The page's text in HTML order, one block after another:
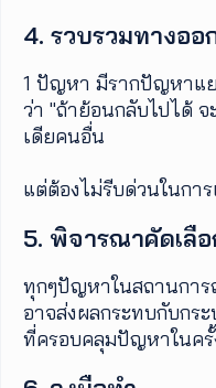
4. รวบรวมทางอ
1 ปัญหา มีรากปัญหาแย
ว่า "ถ้าย้อนกลับไปได้
เดียคนอื่น
แต่ต้องไม่รีบด่วนในกา
5. พิจารณาคัดเลื
ทุกๆปัญหาในสถานการ
อาจส่งผลกระทบกับกร
ที่ครอบคลุมปัญหาในค